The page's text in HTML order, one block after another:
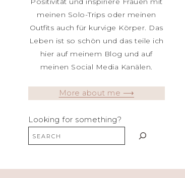
meinen Solo-Trips oder meinen
Outfits auch für kurvige Körper. Das
Leben ist so schön und das teile ich
hier auf meinem Blog und auf
meinen Social Media Kanälen.
More about me ⟶
Looking for something?